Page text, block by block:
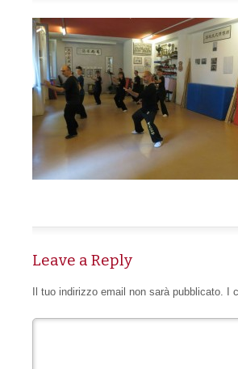
Leave a Reply
Il tuo indirizzo email non sarà pubblicato. I